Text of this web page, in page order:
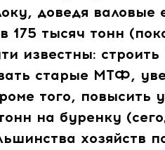
доведя валовые
175 тысяч тонн
известны:
старые МТФ,
того, повысить
на буренку
хозяйств